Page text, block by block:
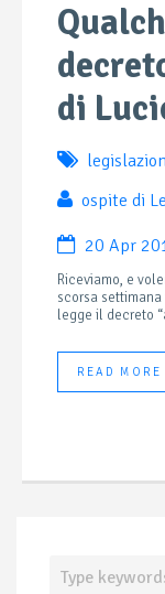
di
ospite di
20 Apr
Riceviamo, e
scorsa
legge il decreto
READ MORE